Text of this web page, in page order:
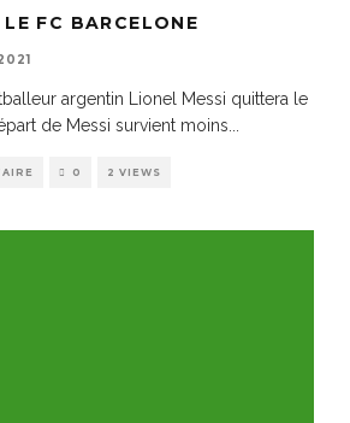
FC BARCELONE
argentin Lionel Messi quittera le
de Messi survient moins...
0 2 VIEWS